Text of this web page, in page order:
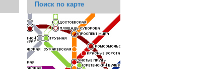
Поиск по карте